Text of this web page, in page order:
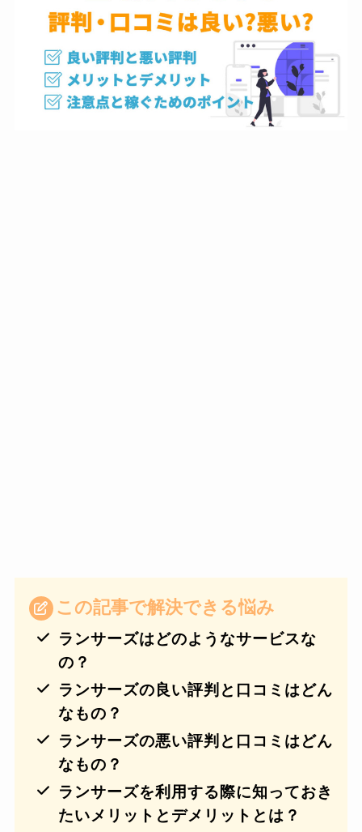
この記事で解決できる悩み
ランサーズはどのようなサービスな
の？
ランサーズの良い評判と口コミはどん
なもの？
ランサーズの悪い評判と口コミはどん
なもの？
ランサーズを利用する際に知っておき
たいメリットとデメリットとは？